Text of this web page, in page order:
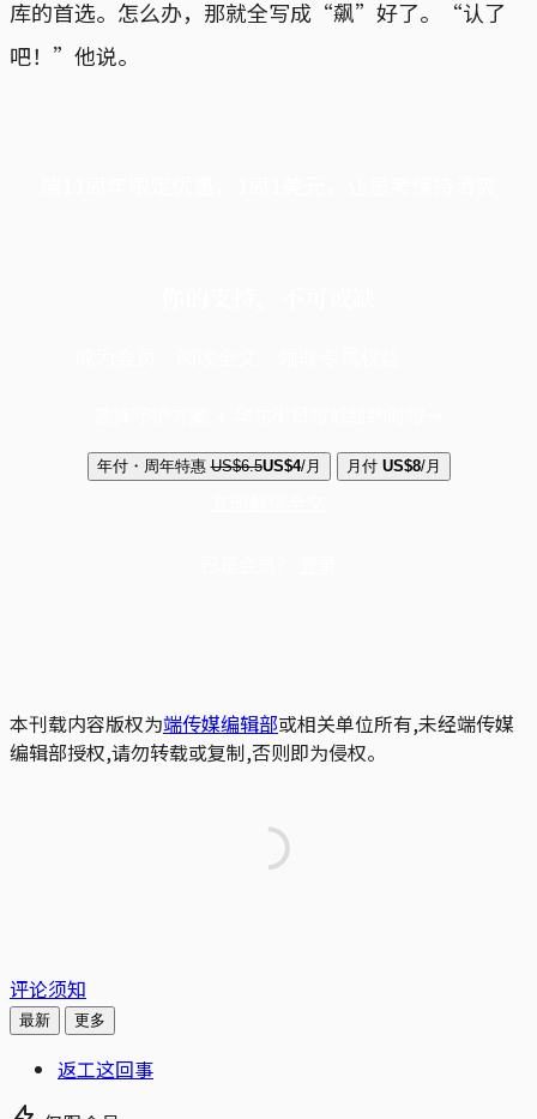
库的首选。怎么办，那就全写成“飙”好了。“认了
吧！”他说。
年付・周年特惠 US$6.5US$4/月 月付 US$8/月
本刊载内容版权为端传媒编辑部或相关单位所有,未经端传媒
编辑部授权,请勿转载或复制,否则即为侵权。
评论须知
最新 更多
返工这回事